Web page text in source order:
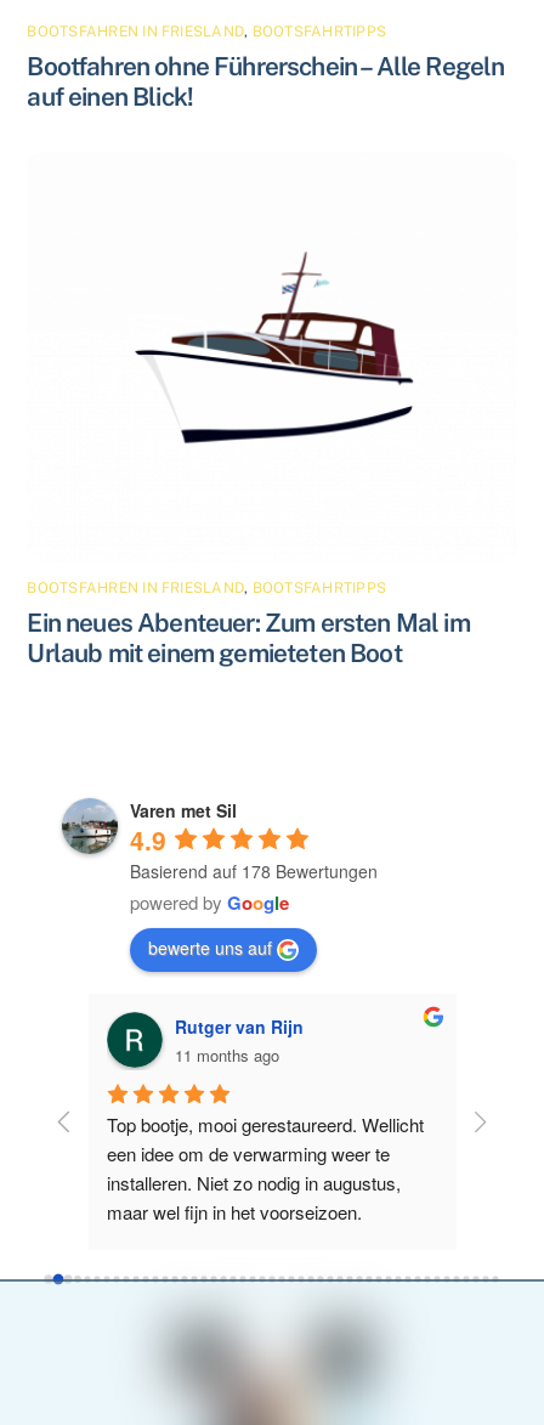
BOOTSFAHREN IN FRIESLAND, BOOTSFAHRTIPPS
Bootfahren ohne Führerschein – Alle Regeln
auf einen Blick!
BOOTSFAHREN IN FRIESLAND, BOOTSFAHRTIPPS
Ein neues Abenteuer: Zum ersten Mal im
Urlaub mit einem gemieteten Boot
Varen met Sil
4.9
Basierend auf 178 Bewertungen
powered by Google
bewerte uns auf
Ron Leezer
11 months ago
Prima te varen boot. Erg makkelijk
manoeuvreren. Tijdens warme dagen is
het jammer dat het voor raam niet open
kan. Maar dat schijnt in de toekomst g